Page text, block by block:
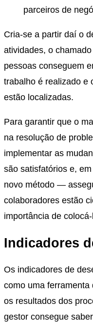
parceiros de
Cria-se a partir daí o
atividades, o
pessoas conseguem
trabalho é realizado e
estão localizadas.
Para garantir que o
na resolução de
implementar as
são satisfatórios e,
novo método —
colaboradores estão
importância de
Indicadores
Os indicadores de
como uma
os resultados dos
gestor consegue